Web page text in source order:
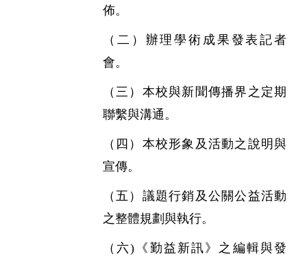
佈。
（二）辦理學術成果發表記者
會。
（三）本校與新聞傳播界之定期
聯繫與溝通。
（四）本校形象及活動之說明與
宣傳。
（五）議題行銷及公關公益活動
之整體規劃與執行。
（六)《勤益新訊》之編輯與發